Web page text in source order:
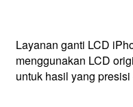
Layanan ganti LCD
menggunakan LCD
untuk hasil yang